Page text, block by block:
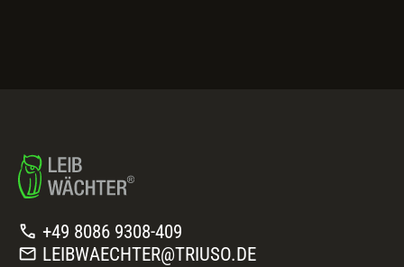
call +49 8086 9308-409
mail LEIBWAECHTER@TRIUSO.DE